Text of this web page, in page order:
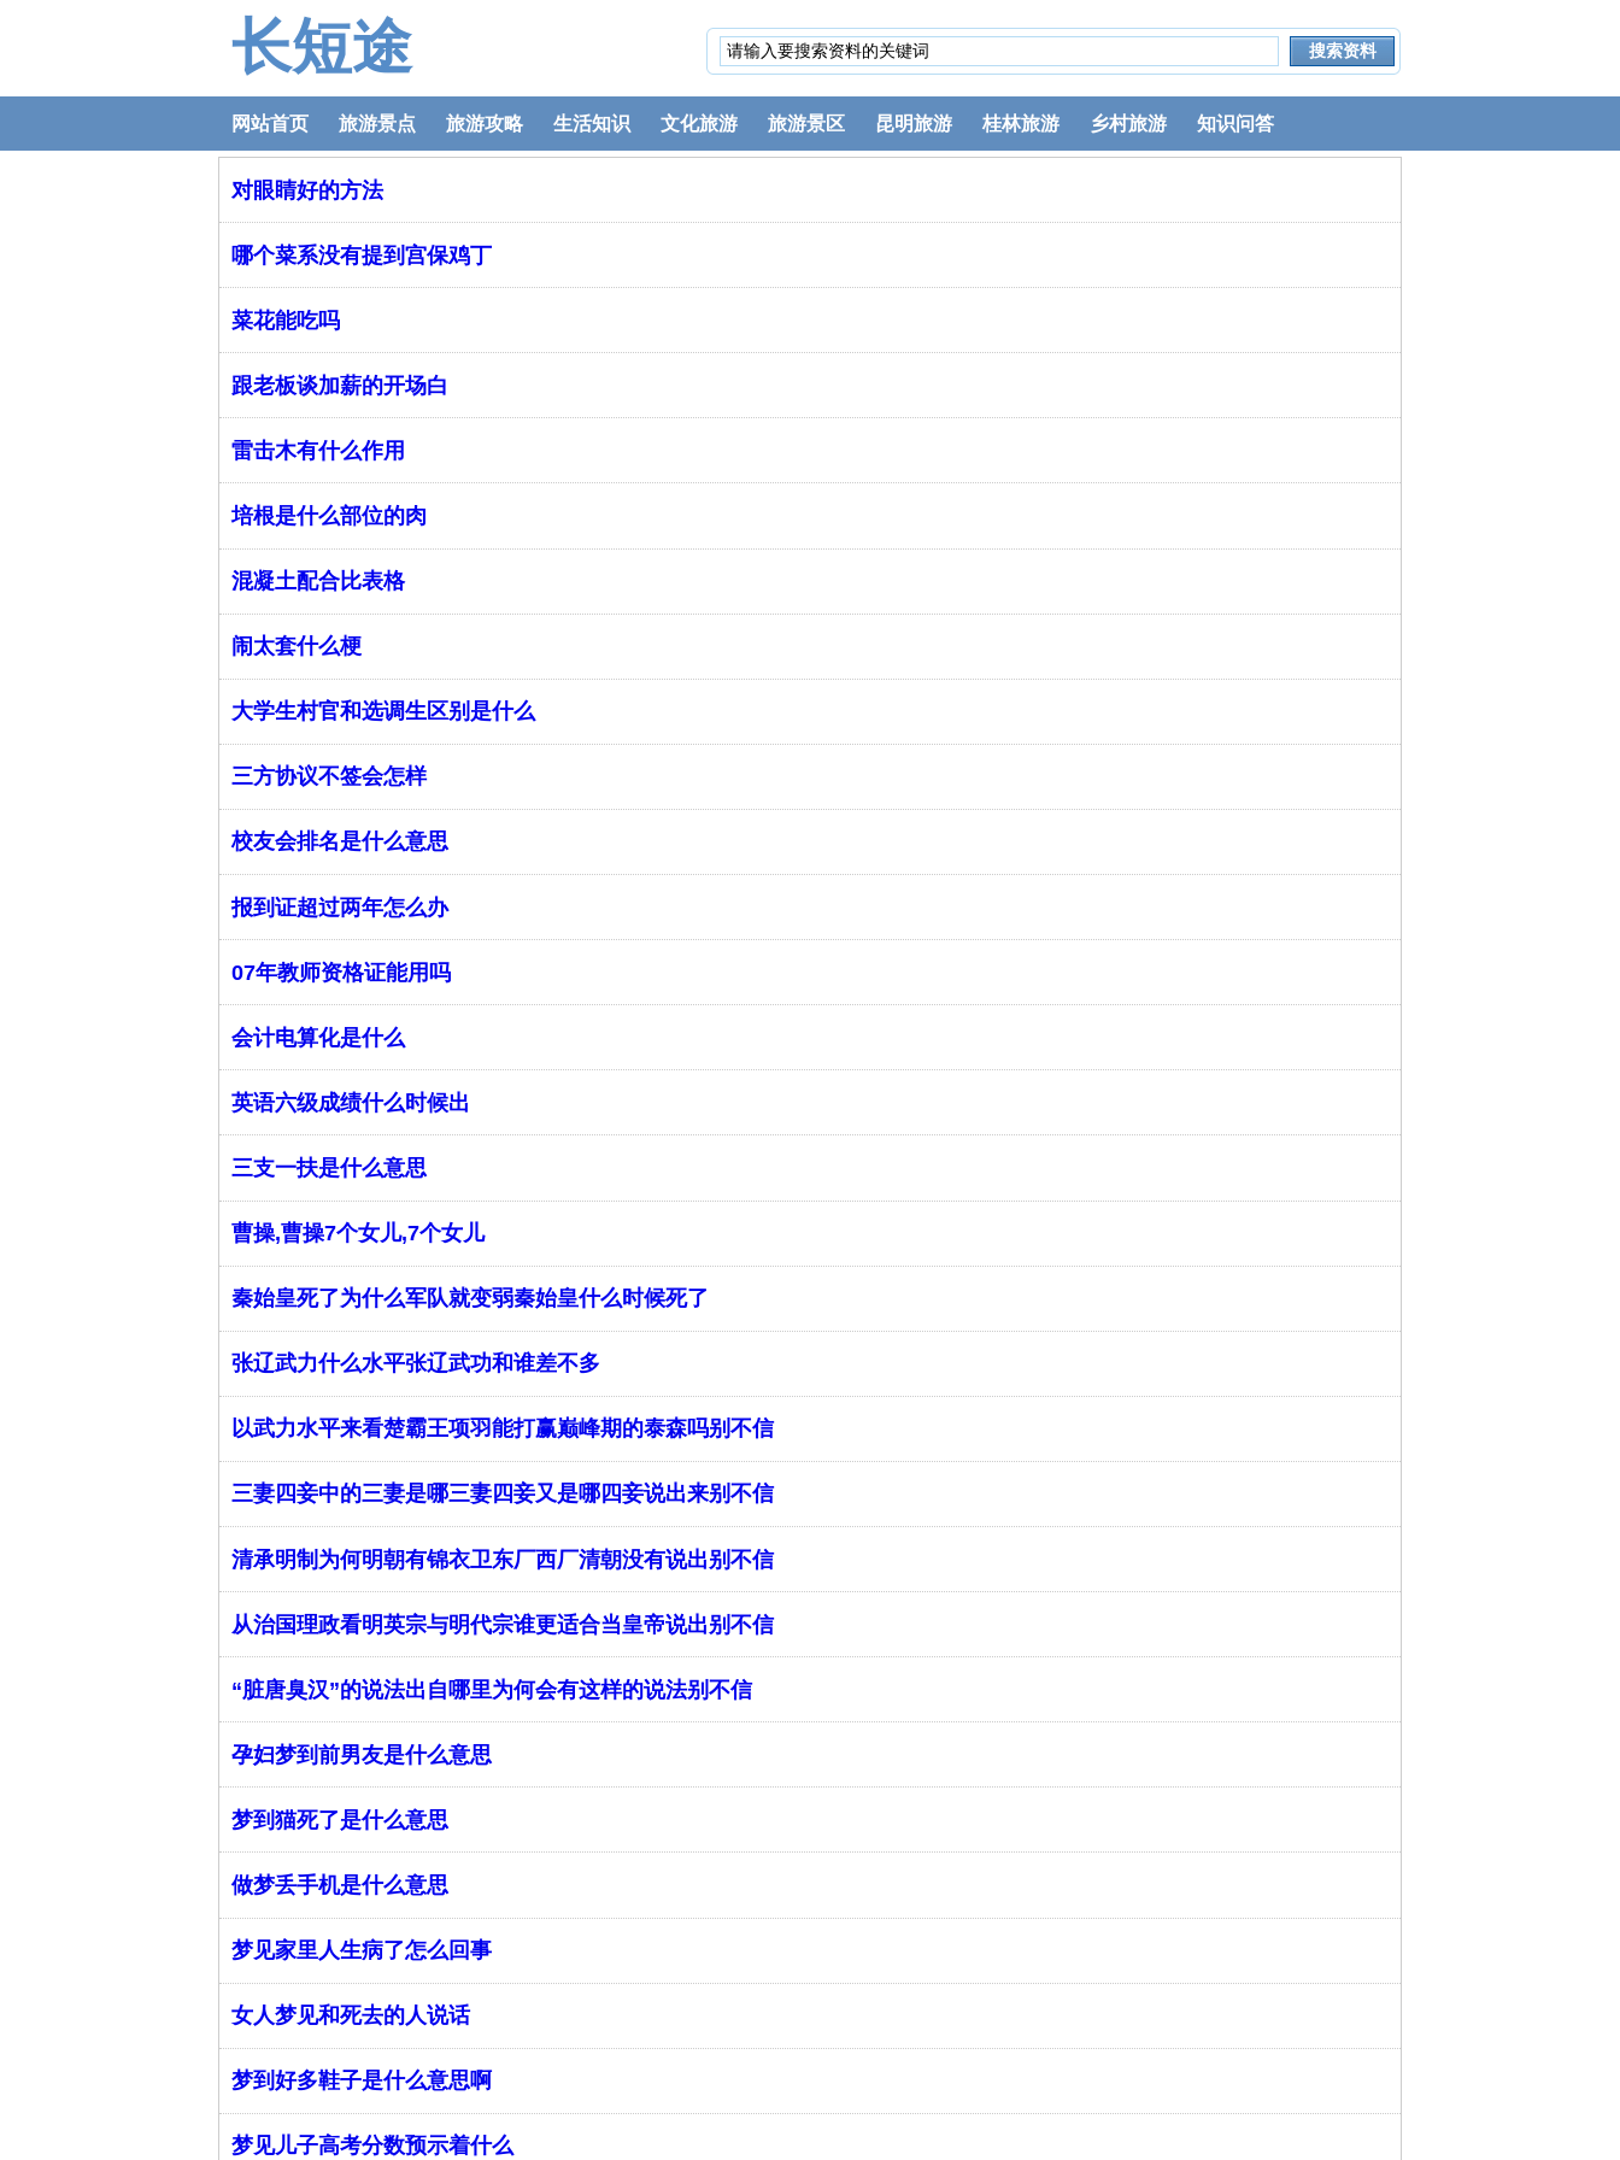
长短途
网站首页 旅游景点 旅游攻略 生活知识 文化旅游 旅游景区 昆明旅游 桂林旅游 乡村旅游 知识问答
对眼睛好的方法
哪个菜系没有提到宫保鸡丁
菜花能吃吗
跟老板谈加薪的开场白
雷击木有什么作用
培根是什么部位的肉
混凝土配合比表格
闹太套什么梗
大学生村官和选调生区别是什么
三方协议不签会怎样
校友会排名是什么意思
报到证超过两年怎么办
07年教师资格证能用吗
会计电算化是什么
英语六级成绩什么时候出
三支一扶是什么意思
曹操,曹操7个女儿,7个女儿
秦始皇死了为什么军队就变弱秦始皇什么时候死了
张辽武力什么水平张辽武功和谁差不多
以武力水平来看楚霸王项羽能打赢巅峰期的泰森吗别不信
三妻四妾中的三妻是哪三妻四妾又是哪四妾说出来别不信
清承明制为何明朝有锦衣卫东厂西厂清朝没有说出别不信
从治国理政看明英宗与明代宗谁更适合当皇帝说出别不信
“脏唐臭汉”的说法出自哪里为何会有这样的说法别不信
孕妇梦到前男友是什么意思
梦到猫死了是什么意思
做梦丢手机是什么意思
梦见家里人生病了怎么回事
女人梦见和死去的人说话
梦到好多鞋子是什么意思啊
梦见儿子高考分数预示着什么